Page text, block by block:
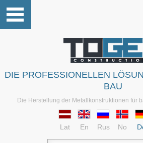
DIE PROFESSIONELLEN
BAU
Die Herstellung der Metallkonstruktionen für
Lat En Rus No